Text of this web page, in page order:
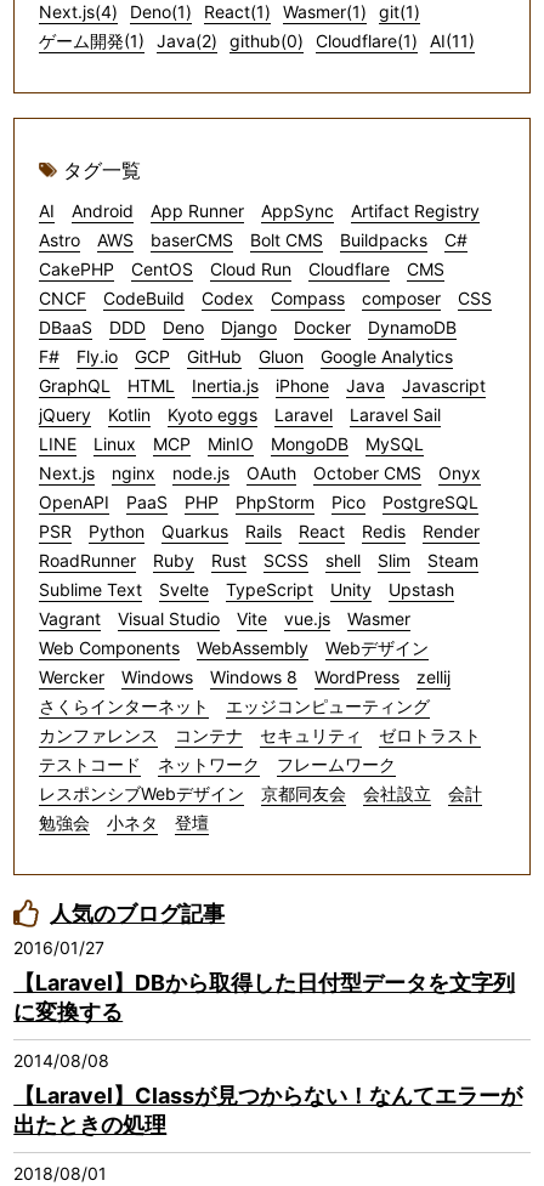
Next.js(4) Deno(1) React(1) Wasmer(1)
git(1)
ゲーム開発(1)
Java(2) github(0) Cloudflare(1) AI(11)
タグ一覧
AI Android App Runner AppSync
Artifact Registry
Astro
AWS baserCMS Bolt CMS Buildpacks
C#
CakePHP
CentOS Cloud Run Cloudflare
CMS
CNCF
CodeBuild Codex Compass composer
CSS
DBaaS
DDD Deno Django Docker
DynamoDB
F#
Fly.io GCP GitHub Gluon
Google Analytics
GraphQL
HTML Inertia.js iPhone Java
Javascript
jQuery
Kotlin Kyoto eggs Laravel
Laravel Sail
LINE
Linux MCP MinIO MongoDB
MySQL
Next.js
nginx node.js OAuth October CMS
Onyx
OpenAPI
PaaS PHP PhpStorm Pico
PostgreSQL
PSR
Python Quarkus Rails React Redis
Render
RoadRunner
Ruby Rust SCSS shell Slim
Steam
Sublime Text
Svelte TypeScript Unity
Upstash
Vagrant
Visual Studio Vite vue.js
Wasmer
Web Components
WebAssembly
Webデザイン
Wercker
Windows Windows 8 WordPress
zellij
さくらインターネット
エッジコンピューティング
カンファレンス
コンテナ セキュリティ
ゼロトラスト
テストコード
ネットワーク
フレームワーク
レスポンシブWebデザイン
京都同友会 会社設立
会計
勉強会
小ネタ 登壇
人気のブログ記事
2016/01/27
【Laravel】DBから取得した日付型データを文字列
に変換する
2014/08/08
【Laravel】Classが見つからない！なんてエラーが
出たときの処理
2018/08/01